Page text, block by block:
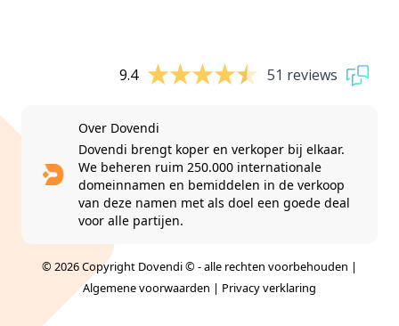
9.4 51 reviews
Over Dovendi
Dovendi brengt koper en verkoper bij elkaar.
We beheren ruim 250.000 internationale
domeinnamen en bemiddelen in de verkoop
van deze namen met als doel een goede deal
voor alle partijen.
© 2026 Copyright Dovendi © - alle rechten voorbehouden |
Algemene voorwaarden | Privacy verklaring